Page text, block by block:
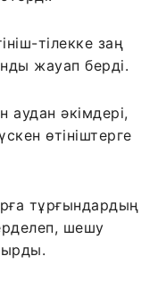
тілекке заң
жауап берді.
әкімдері,
өтініштерге
тұрғындардың
шешу